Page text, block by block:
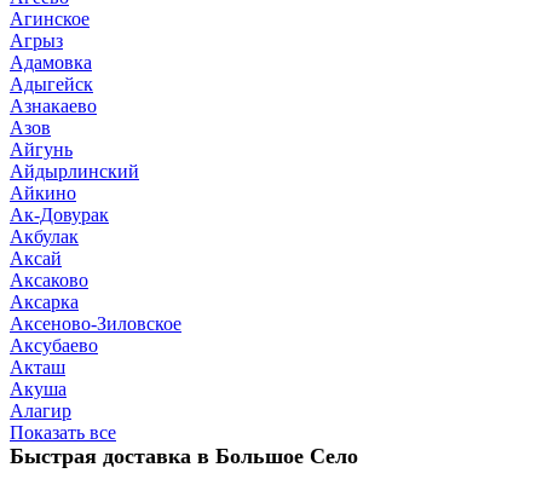
Агинское
Агрыз
Адамовка
Адыгейск
Азнакаево
Азов
Айгунь
Айдырлинский
Айкино
Ак-Довурак
Акбулак
Аксай
Аксаково
Аксарка
Аксеново-Зиловское
Аксубаево
Акташ
Акуша
Алагир
Показать все
Быстрая доставка в Большое Село